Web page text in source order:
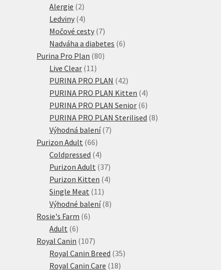
Alergie 22
produkty
Ledviny 44
produkty
Močové cesty 77
produktů
Nadváha a diabetes 66
Purina Pro Plan 8080
Live Clear 11 11
produktů
PURINA PRO PLAN 4242
produktů
PURINA PRO PLAN Kitten 44
produkty
PURINA PRO PLAN Senior 66
produktů
PURINA PRO PLAN Sterilised 88
Výhodná balení 77
Purizon Adult 6666
produktů
Coldpressed 44
produkty
Purizon Adult 3737
produktů
Purizon Kitten 44
Single Meat 11 11
produktů
Výhodné balení 88
Rosie's Farm 66
Adult 66
produktů
Royal Canin 107107
produktů
Royal Canin Breed 3535
Royal Canin Care 1818